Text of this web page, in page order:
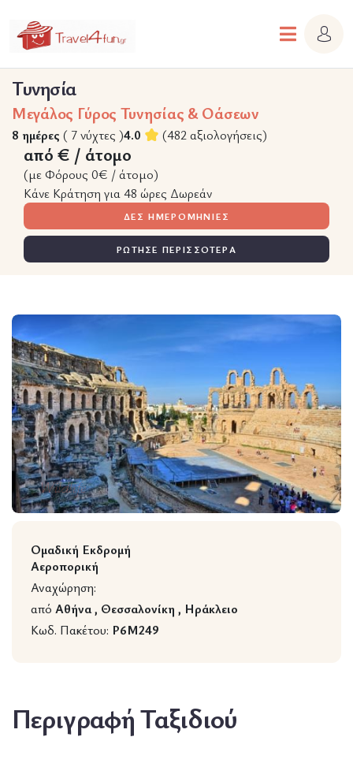
Τυνησία
Μεγάλος Γύρος Τυνησίας & Οάσεων
8 ημέρες ( 7 νύχτες )4.0 (482 αξιολογήσεις)
από € / άτομο
(με Φόρους 0€ / άτομο)
Κάνε Κράτηση για 48 ώρες Δωρεάν
ΔΕΣ ΗΜΕΡΟΜΗΝΙΕΣ
ΡΩΤΗΣΕ ΠΕΡΙΣΣΟΤΕΡΑ
Wildlife
Ομαδική Εκδρομή
Αεροπορική
Αναχώρηση:
από Αθήνα , Θεσσαλονίκη , Ηράκλειο
Κωδ. Πακέτου: P6M249
Περιγραφή Ταξιδιού